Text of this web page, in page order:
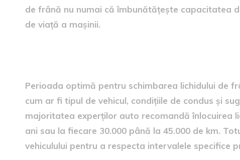
de frână nu numai că îmbunătățește capacitatea
de viață a mașinii.
Perioada optimă pentru schimbarea lichidului de
cum ar fi tipul de vehicul, condițiile de condus și
majoritatea experților auto recomandă înlocuirea
ani sau la fiecare 30.000 până la 45.000 de km.
vehiculului pentru a respecta intervalele specifice